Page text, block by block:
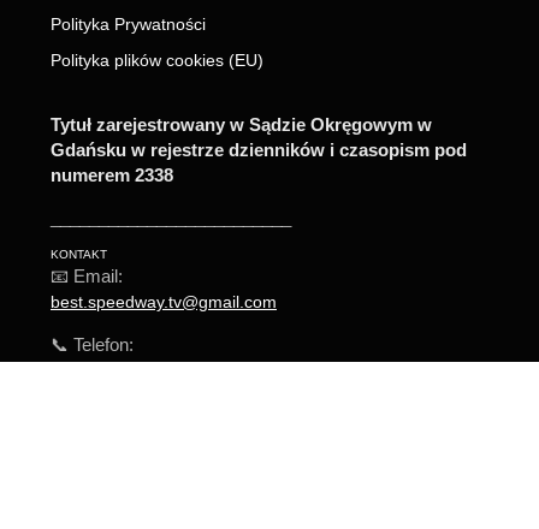
Polityka Prywatności
Polityka plików cookies (EU)
Tytuł zarejestrowany w Sądzie Okręgowym w
Gdańsku w rejestrze dzienników i czasopism pod
numerem 2338
KONTAKT
📧 Email:
best.speedway.tv@gmail.com
📞 Telefon: